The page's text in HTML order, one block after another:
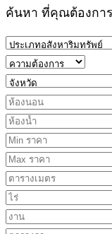
ค้นหา ที่คุณต้องการ